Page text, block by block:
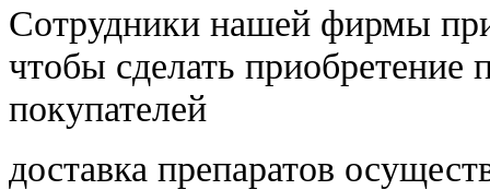
Cотрудники нашей фирмы
чтобы сделать приобретение
покупателей
доставка препаратов